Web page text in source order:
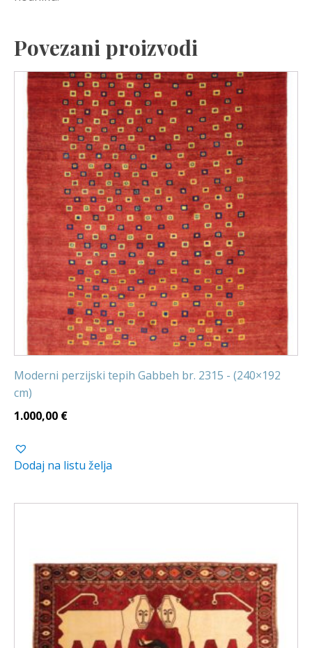
Povezani proizvodi
Moderni perzijski tepih Gabbeh br. 2315 - (240×192
cm)
1.000,00 €
Dodaj na listu želja